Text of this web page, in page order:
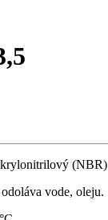
(NBR)
vode, oleju.